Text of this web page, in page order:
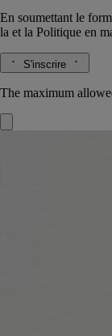
En soumettant le
la et la Politique en
S'inscrire
The maximum